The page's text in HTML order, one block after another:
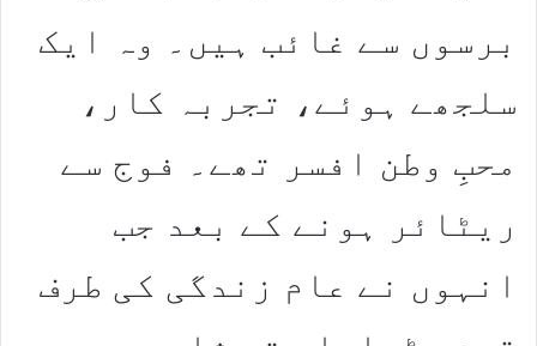
برسوں سے غائب ہیں۔ وہ ایک
سلجھے ہوئے، تجربہ کار،
محبِ وطن افسر تھے۔ فوج سے
ریٹائر ہونے کے بعد جب
انہوں نے عام زندگی کی طرف